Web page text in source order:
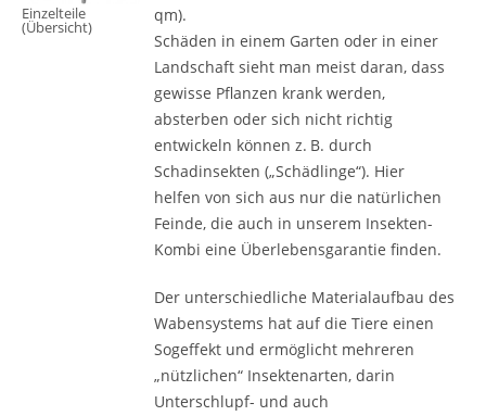
Einzelteile
(Übersicht)
qm).
Schäden in einem Garten oder in einer
Landschaft sieht man meist daran, dass
gewisse Pflanzen krank werden,
absterben oder sich nicht richtig
entwickeln können z. B. durch
Schadinsekten („Schädlinge“). Hier
helfen von sich aus nur die natürlichen
Feinde, die auch in unserem Insekten-
Kombi eine Überlebensgarantie finden.
Der unterschiedliche Materialaufbau des
Wabensystems hat auf die Tiere einen
Sogeffekt und ermöglicht mehreren
„nützlichen“ Insektenarten, darin
Unterschlupf- und auch